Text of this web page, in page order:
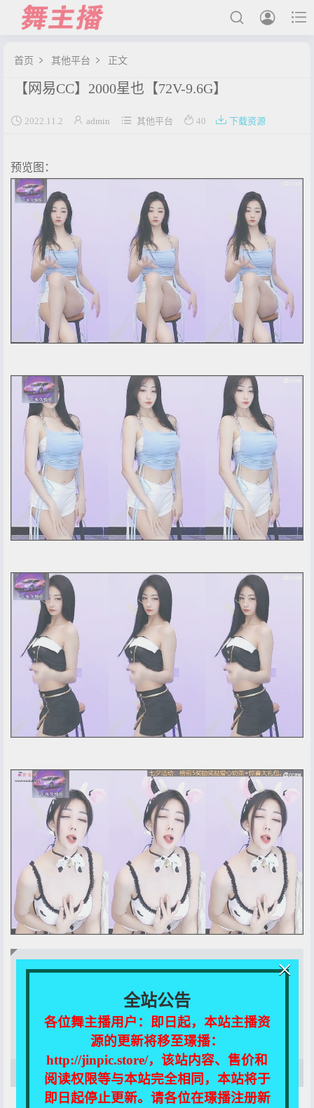



最新发布
国内主播
主播合集
充值&解压说明
用户中心
会员登陆
首页  其他平台  正文
【网易CC】2000星也【72V-9.6G】
 2022.11.2  admin  其他平台  40  下载资源
预览图：
当前页面关联资源下载!
至尊包年VIP可免费下载！
该资源没有添加描述！
全站公告
各位舞主播用户：即日起，本站主播资
源的更新将移至璟播：
http://jinpic.store/，该站内容、售价和
阅读权限等与本站完全相同，本站将于
即日起停止更新。请各位在璟播注册新
×